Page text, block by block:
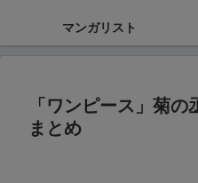
マンガリスト
「ワンピース」菊
まとめ